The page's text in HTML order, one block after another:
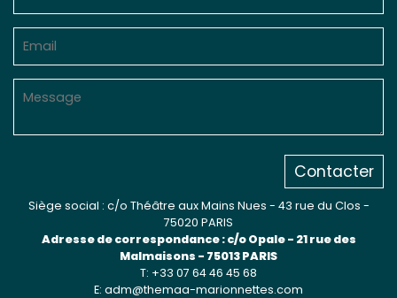
Contacter
Siège social : c/o Théâtre aux Mains Nues - 43 rue du Clos -
75020 PARIS
Adresse de correspondance : c/o Opale - 21 rue des
Malmaisons - 75013 PARIS
T: +33 07 64 46 45 68
E: adm@themaa-marionnettes.com